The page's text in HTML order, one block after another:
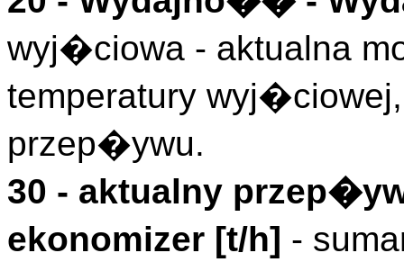
wyj�ciowa - aktualna
temperatury
przep�ywu.
30 - aktualny
ekonomizer [t/h] -